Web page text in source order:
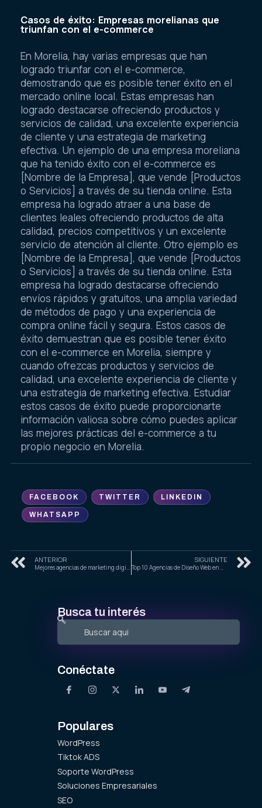
Casos de éxito: Empresas morelianas que
triunfan con el e-commerce
En Morelia, hay varias empresas que han
logrado triunfar con el e-commerce,
demostrando que es posible tener éxito en el
mercado online local. Estas empresas han
logrado destacarse ofreciendo productos y
servicios de calidad, una excelente experiencia
de cliente y una estrategia de marketing
efectiva. Un ejemplo de una empresa moreliana
que ha tenido éxito con el e-commerce es
[Nombre de la Empresa], que vende [Productos
o Servicios] a través de su tienda online. Esta
empresa ha logrado atraer a una base de
clientes leales ofreciendo productos de alta
calidad, precios competitivos y un excelente
servicio de atención al cliente. Otro ejemplo es
[Nombre de la Empresa], que vende [Productos
o Servicios] a través de su tienda online. Esta
empresa ha logrado destacarse ofreciendo
envíos rápidos y gratuitos, una amplia variedad
de métodos de pago y una experiencia de
compra online fácil y segura. Estos casos de
éxito demuestran que es posible tener éxito
con el e-commerce en Morelia, siempre y
cuando ofrezcas productos y servicios de
calidad, una excelente experiencia de cliente y
una estrategia de marketing efectiva. Estudiar
estos casos de éxito puede proporcionarte
información valiosa sobre cómo puedes aplicar
las mejores prácticas del e-commerce a tu
propio negocio en Morelia.
FACEBOOK TWITTER LINKEDIN
WHATSAPP
ANTERIOR
Mejores agencias de marketing digital en Zamora, Michoacán
SIGUIENTE
Top 10 Agencias de Diseño Web en Michoacán para Empresas en 2025
Busca tu interés
Conéctate
Populares
WordPress
Tiktok ADS
Soporte WordPress
Soluciones Empresariales
SEO